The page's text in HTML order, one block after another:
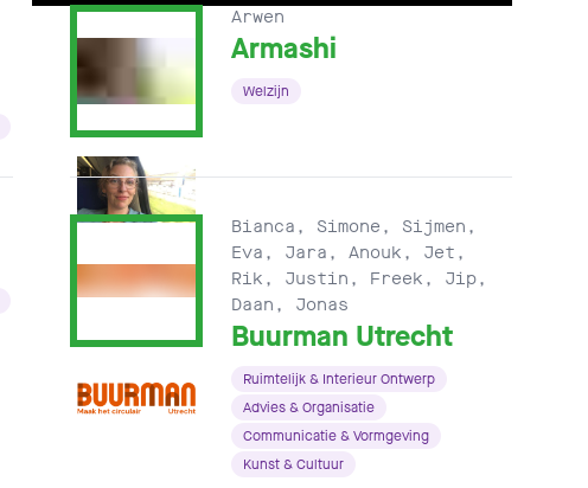
Arwen
Armashi
Welzijn
Bianca, Simone, Sijmen,
Eva, Jara, Anouk, Jet,
Rik, Justin, Freek, Jip,
Daan, Jonas
Buurman Utrecht
Ruimtelijk & Interieur Ontwerp
Advies & Organisatie
Communicatie & Vormgeving
Kunst & Cultuur